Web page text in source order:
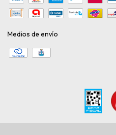
Medios de envío